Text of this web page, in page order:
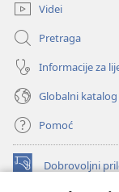
prozor)Videi
Pretraga
Informacije za
Globalni
Pomoć
Dobrovoljni
(otvara